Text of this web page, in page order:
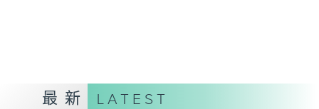
最新 LATEST